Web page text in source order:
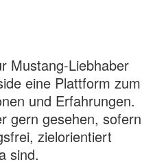
Mustang-Liebhaber
eine Plattform zum
und Erfahrungen.
gern gesehen, sofern
zielorientiert
sind.